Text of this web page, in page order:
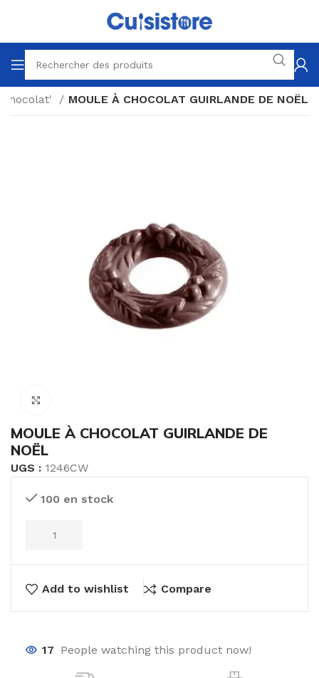
MOULE À CHOCOLAT GUIRLANDE DE NOËL
MOULE À CHOCOLAT GUIRLANDE DE
NOËL
UGS : 1246CW
100 en stock
Add to wishlist Compare
17 People watching this product now!